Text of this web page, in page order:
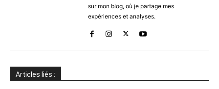
sur mon blog, où je partage mes
expériences et analyses.
Articles liés :